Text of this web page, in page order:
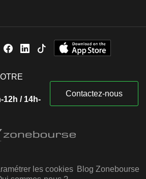
12h / 14h-
Contactez-nous
les cookies Blog Zonebourse